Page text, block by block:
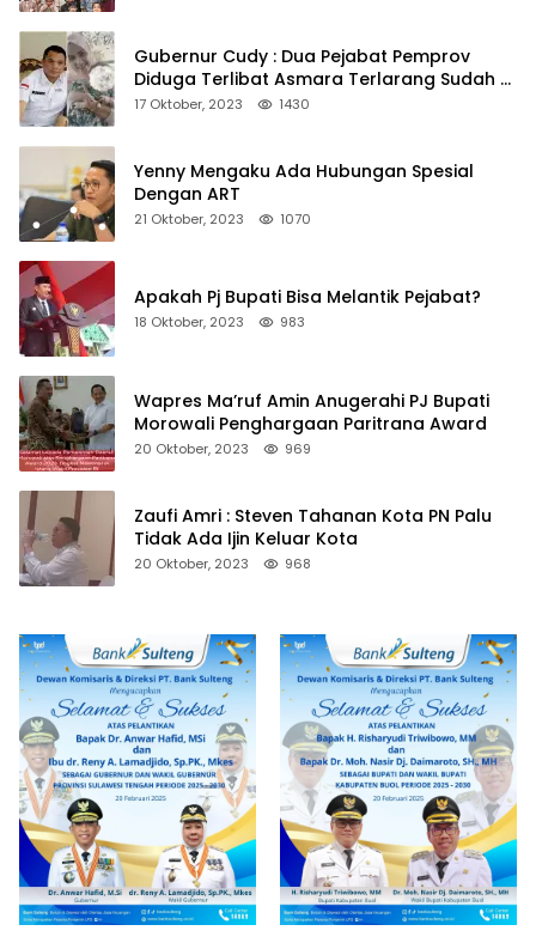
Gubernur Cudy : Dua Pejabat Pemprov
Diduga Terlibat Asmara Terlarang Sudah di
Non Job
17 Oktober, 2023 1430
Yenny Mengaku Ada Hubungan Spesial
Dengan ART
21 Oktober, 2023 1070
Apakah Pj Bupati Bisa Melantik Pejabat?
18 Oktober, 2023 983
Wapres Ma’ruf Amin Anugerahi PJ Bupati
Morowali Penghargaan Paritrana Award
20 Oktober, 2023 969
Zaufi Amri : Steven Tahanan Kota PN Palu
Tidak Ada Ijin Keluar Kota
20 Oktober, 2023 968